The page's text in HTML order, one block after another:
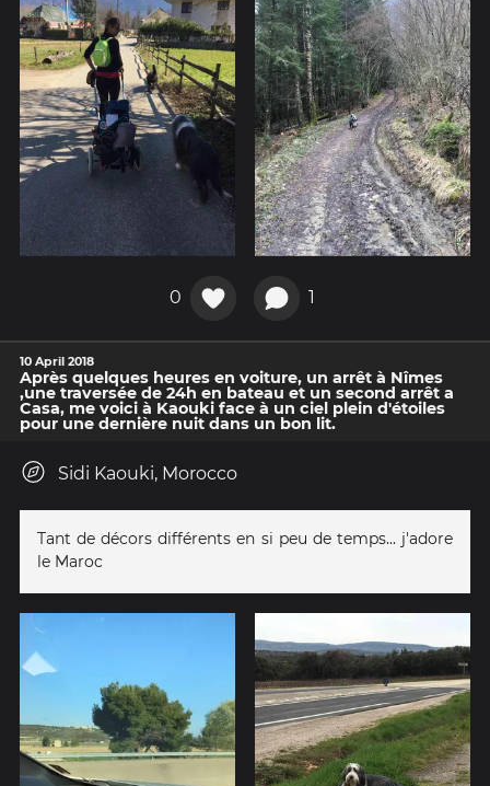
0 1
10 April 2018
Après quelques heures en voiture, un arrêt à Nîmes
,une traversée de 24h en bateau et un second arrêt a
Casa, me voici à Kaouki face à un ciel plein d'étoiles
pour une dernière nuit dans un bon lit.
Sidi Kaouki, Morocco
Tant de décors différents en si peu de temps... j'adore
le Maroc